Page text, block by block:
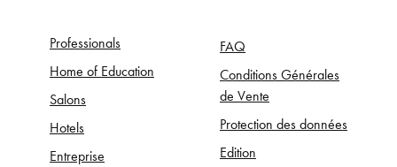
Professionals
Home of Education
Salons
Hotels
Entreprise
FAQ
Conditions Générales
de Vente
Protection des données
Edition